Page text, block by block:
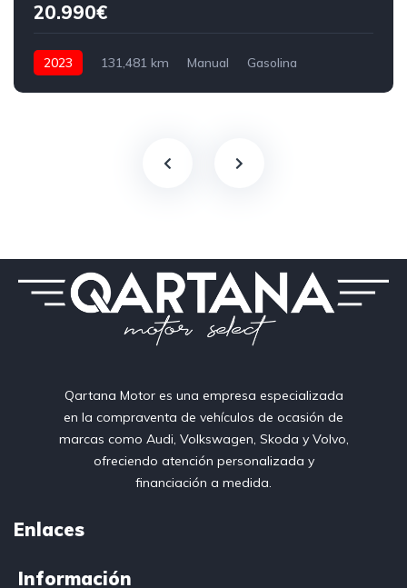
20.990€
2023 131,481 km Manual
Gasolina
Qartana Motor es una empresa especializada
en la compraventa de vehículos de ocasión de
marcas como Audi, Volkswagen, Skoda y Volvo,
ofreciendo atención personalizada y
financiación a medida.
Enlaces
Información